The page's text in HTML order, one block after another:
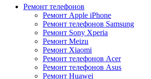
Ремонт телефонов
Ремонт Apple iPhone
Ремонт телефонов Samsung
Ремонт Sony Xperia
Ремонт Meizu
Ремонт Xiaomi
Ремонт телефонов Acer
Ремонт телефонов Asus
Ремонт Huawei